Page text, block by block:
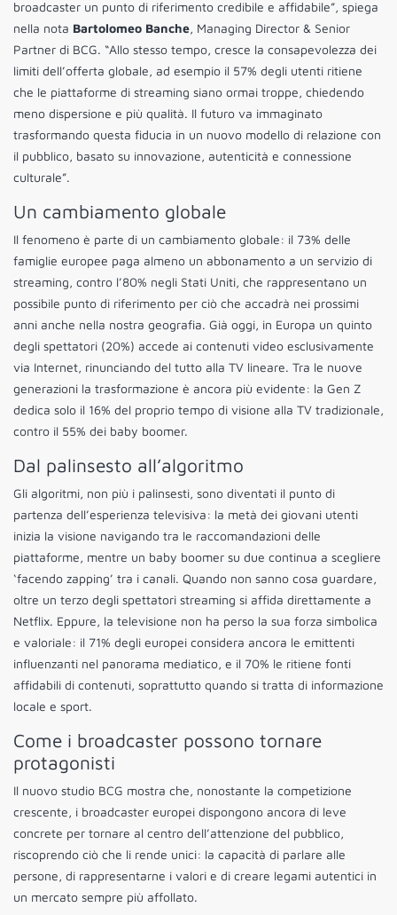
broadcaster un punto di riferimento credibile e affidabile”, spiega
nella nota Bartolomeo Banche, Managing Director & Senior
Partner di BCG. “Allo stesso tempo, cresce la consapevolezza dei
limiti dell’offerta globale, ad esempio il 57% degli utenti ritiene
che le piattaforme di streaming siano ormai troppe, chiedendo
meno dispersione e più qualità. Il futuro va immaginato
trasformando questa fiducia in un nuovo modello di relazione con
il pubblico, basato su innovazione, autenticità e connessione
culturale”.
Un cambiamento globale
Il fenomeno è parte di un cambiamento globale: il 73% delle
famiglie europee paga almeno un abbonamento a un servizio di
streaming, contro l’80% negli Stati Uniti, che rappresentano un
possibile punto di riferimento per ciò che accadrà nei prossimi
anni anche nella nostra geografia. Già oggi, in Europa un quinto
degli spettatori (20%) accede ai contenuti video esclusivamente
via Internet, rinunciando del tutto alla TV lineare. Tra le nuove
generazioni la trasformazione è ancora più evidente: la Gen Z
dedica solo il 16% del proprio tempo di visione alla TV tradizionale,
contro il 55% dei baby boomer.
Dal palinsesto all’algoritmo
Gli algoritmi, non più i palinsesti, sono diventati il punto di
partenza dell’esperienza televisiva: la metà dei giovani utenti
inizia la visione navigando tra le raccomandazioni delle
piattaforme, mentre un baby boomer su due continua a scegliere
‘facendo zapping’ tra i canali. Quando non sanno cosa guardare,
oltre un terzo degli spettatori streaming si affida direttamente a
Netflix. Eppure, la televisione non ha perso la sua forza simbolica
e valoriale: il 71% degli europei considera ancora le emittenti
influenzanti nel panorama mediatico, e il 70% le ritiene fonti
affidabili di contenuti, soprattutto quando si tratta di informazione
locale e sport.
Come i broadcaster possono tornare
protagonisti
Il nuovo studio BCG mostra che, nonostante la competizione
crescente, i broadcaster europei dispongono ancora di leve
concrete per tornare al centro dell’attenzione del pubblico,
riscoprendo ciò che li rende unici: la capacità di parlare alle
persone, di rappresentarne i valori e di creare legami autentici in
un mercato sempre più affollato.